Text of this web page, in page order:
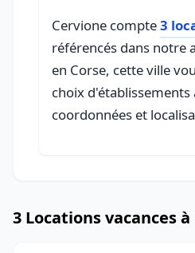
Cervione compte3
référencés dans notre
en Corse, cette ville
choix d'établissements
coordonnées et
3 Locations vacances